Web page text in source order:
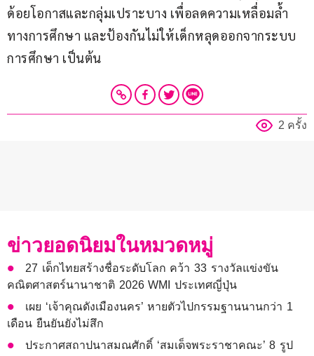
ด้อยโอกาสและกลุ่มเปราะบาง เพื่อลดความเหลื่อมล้ำ
ทางการศึกษา และป้องกันไม่ให้เด็กหลุดออกจากระบบ
การศึกษา เป็นต้น
2 ครั้ง
ข่าวยอดนิยมในหมวดหมู่
27 เด็กไทยสร้างชื่อระดับโลก คว้า 33 รางวัลแข่งขัน
คณิตศาสตร์นานาชาติ 2026 WMI ประเทศญี่ปุ่น
เผย ‘เจ้าคุณดังเมืองนคร’ หายตัวไปกรรมฐานนานกว่า 1
เดือน ยืนยันยังไม่สึก
ประกาศสถาปนาสมณศักดิ์ ‘สมเด็จพระราชาคณะ’ 8 รูป